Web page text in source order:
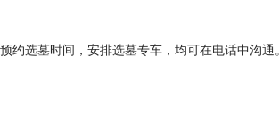
选墓时间，安排选墓专车，均可在电话中沟通。